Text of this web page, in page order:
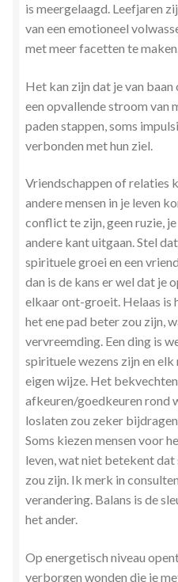
is meergelaagd. Leefjaren
van een emotioneel
met meer facetten te
Het kan zijn dat je van
een opvallende stroom van
paden stappen, soms
verbonden met hun ziel.
Vriendschappen of relaties
andere mensen in je leven
conflict te zijn, geen ruzie,
andere kant uitgaan. Stel
spirituele groei en een
dan is de kans er wel dat je
elkaar ont-groeit. Helaas is
het ene pad beter zou zijn,
vervreemding. Een ding is
spirituele wezens zijn en
eigen wijze. Het
afkeuren/goedkeuren rond
loslaten zou zeker
Soms kiezen mensen voor
leven, wat niet betekent
zou zijn. Ik merk in
verandering. Balans is de
het ander.
Op energetisch niveau
verborgen wonden die je